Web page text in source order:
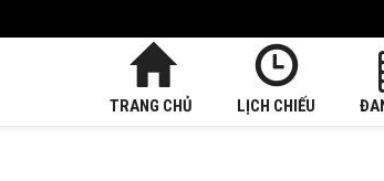
TRANG CHỦ LỊCH CHIẾU